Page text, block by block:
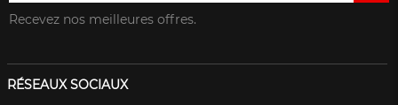
Recevez nos meilleures offres.
RÉSEAUX SOCIAUX